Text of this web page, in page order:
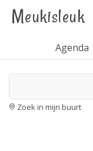
Meukisleuk
Agenda
Zoek in mijn buurt